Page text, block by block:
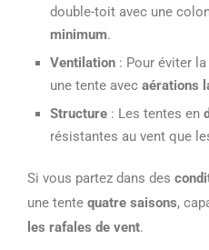
double-toit avec une
minimum.
Ventilation : Pour éviter
une tente avec aérations
Structure : Les tentes en
résistantes au vent que
Si vous partez dans des
une tente quatre saisons,
les rafales de vent.